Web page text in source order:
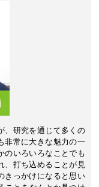
、研究を通じて多くの
非常に大きな魅力の一
のいろいろなことでも
、打ち込めることが見
きっかけになると思い